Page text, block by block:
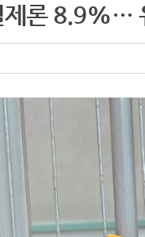
론 8.9%…